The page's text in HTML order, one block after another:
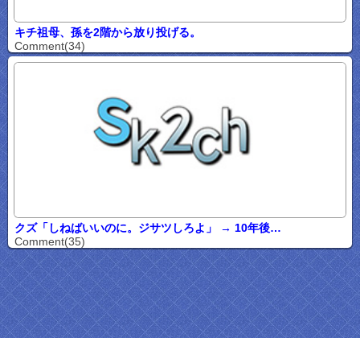
キチ祖母、孫を2階から放り投げる。
Comment(34)
クズ「しねばいいのに。ジサツしろよ」 → 10年後…
Comment(35)